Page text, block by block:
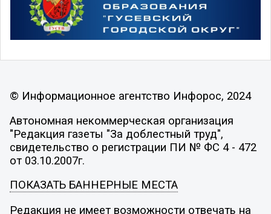
© Информационное агентство Инфорос, 2024
Автономная некоммерческая организация
"Редакция газеты "За доблестный труд",
свидетельство о регистрации ПИ № ФС 4 - 472
от 03.10.2007г.
ПОКАЗАТЬ БАННЕРНЫЕ МЕСТА
Редакция не имеет возможности отвечать на